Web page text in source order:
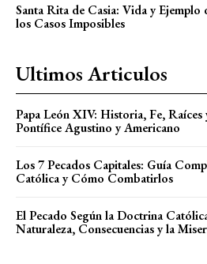
Santa Rita de Casia: Vida y Ejemplo
los Casos Imposibles
Ultimos Articulos
Papa León XIV: Historia, Fe, Raíces
Pontífice Agustino y Americano
Los 7 Pecados Capitales: Guía
Católica y Cómo Combatirlos
El Pecado Según la Doctrina
Naturaleza, Consecuencias y la